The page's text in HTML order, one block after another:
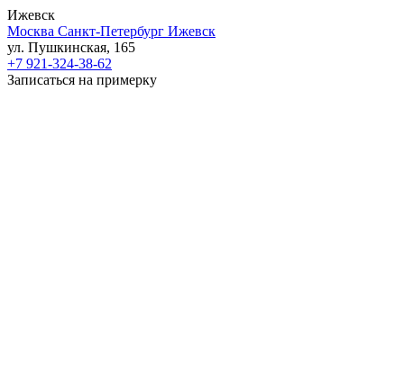
Ижевск
Москва Санкт-Петербург Ижевск
ул. Пушкинская, 165
+7 921-324-38-62
Записаться на примерку